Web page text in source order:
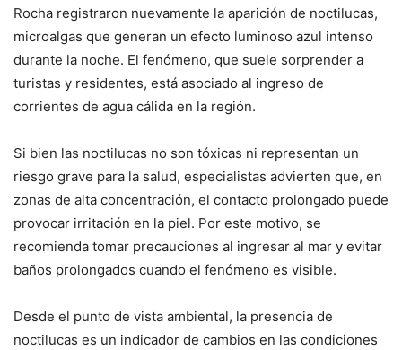
Rocha registraron nuevamente la aparición de noctilucas,
microalgas que generan un efecto luminoso azul intenso
durante la noche. El fenómeno, que suele sorprender a
turistas y residentes, está asociado al ingreso de
corrientes de agua cálida en la región.
Si bien las noctilucas no son tóxicas ni representan un
riesgo grave para la salud, especialistas advierten que, en
zonas de alta concentración, el contacto prolongado puede
provocar irritación en la piel. Por este motivo, se
recomienda tomar precauciones al ingresar al mar y evitar
baños prolongados cuando el fenómeno es visible.
Desde el punto de vista ambiental, la presencia de
noctilucas es un indicador de cambios en las condiciones